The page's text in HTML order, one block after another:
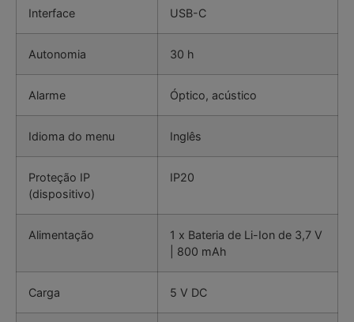
Interface USB-C
Autonomia 30 h
Alarme Óptico, acústico
Idioma do menu Inglês
Proteção IP
(dispositivo)
IP20
Alimentação
1 x Bateria de Li-Ion de 3,7 V
| 800 mAh
Carga 5 V DC